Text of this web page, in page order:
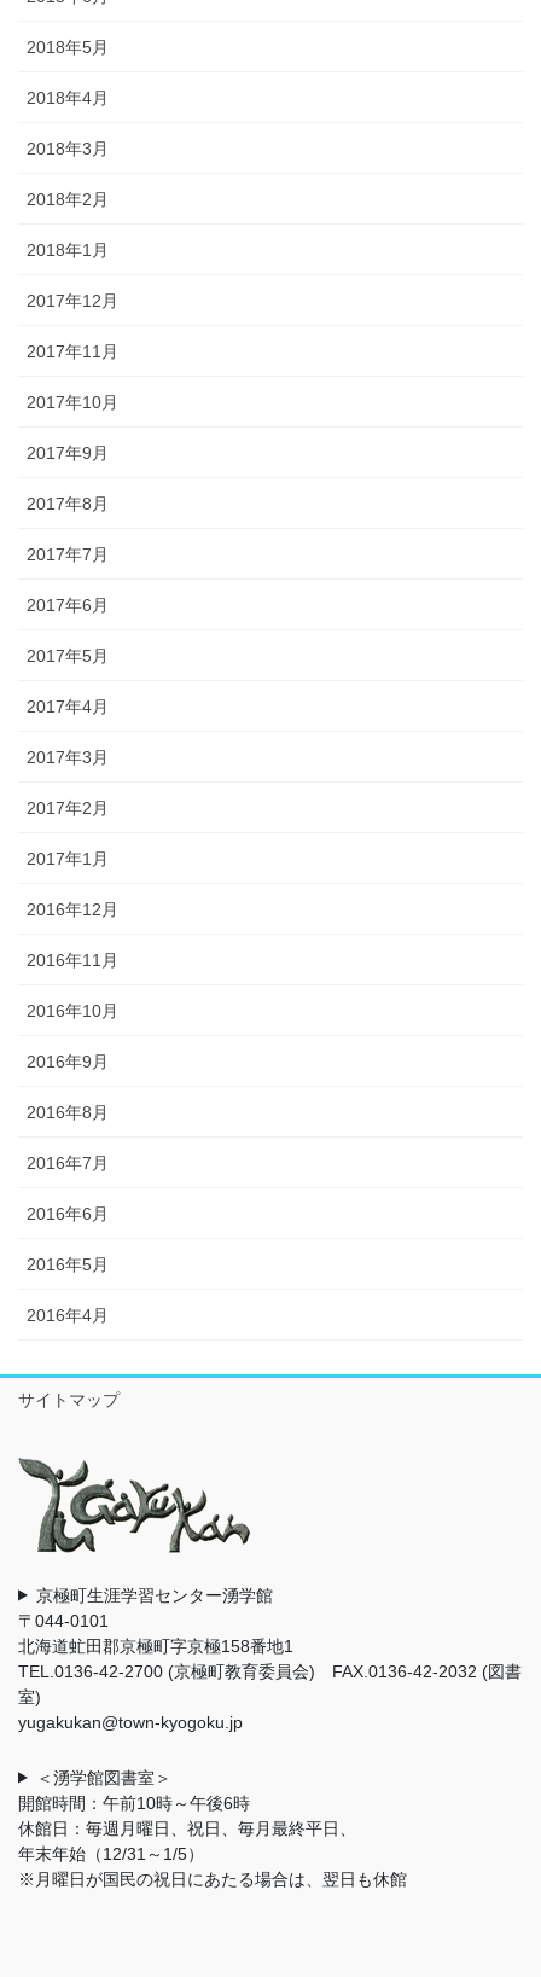
2018年5月
2018年4月
2018年3月
2018年2月
2018年1月
2017年12月
2017年11月
2017年10月
2017年9月
2017年8月
2017年7月
2017年6月
2017年5月
2017年4月
2017年3月
2017年2月
2017年1月
2016年12月
2016年11月
2016年10月
2016年9月
2016年8月
2016年7月
2016年6月
2016年5月
2016年4月
サイトマップ
京極町生涯学習センター湧学館
〒044-0101
北海道虻田郡京極町字京極158番地1
TEL.0136-42-2700 (京極町教育委員会) FAX.0136-42-2032 (図書
室)
yugakukan@town-kyogoku.jp
＜湧学館図書室＞
開館時間：午前10時～午後6時
休館日：毎週月曜日、祝日、毎月最終平日、
年末年始（12/31～1/5）
※月曜日が国民の祝日にあたる場合は、翌日も休館